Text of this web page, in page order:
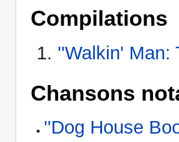
Compilations
''Walkin' Man:
Chansons
''Dog House